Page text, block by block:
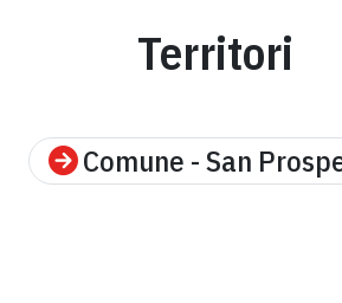
Territori
Comune - San